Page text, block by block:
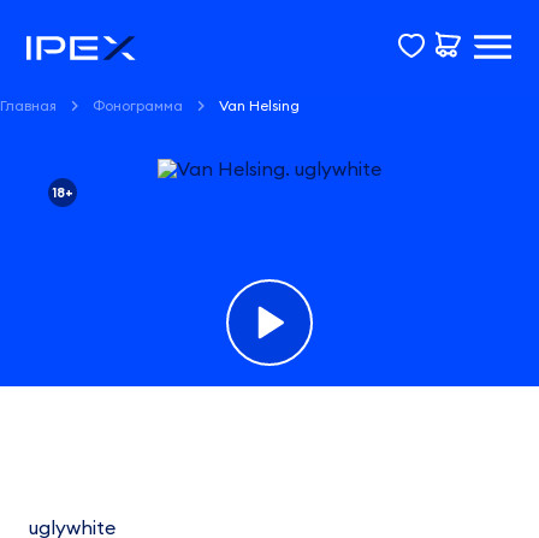
Главная Фонограмма Van Helsing
18+
Helsing
uglywhite